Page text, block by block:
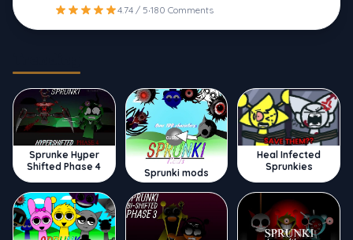
4.74 / 5·180 Comments
Sprunke Hyper
Shifted Phase 4
Sprunki mods
Heal Infected
Sprunkies